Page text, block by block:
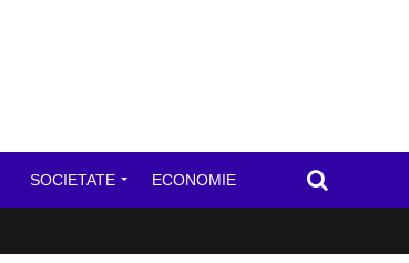
SOCIETATE ECONOMIE